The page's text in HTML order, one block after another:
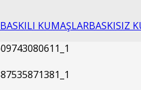
BASKILI KUMAŞLARBASKISIZ